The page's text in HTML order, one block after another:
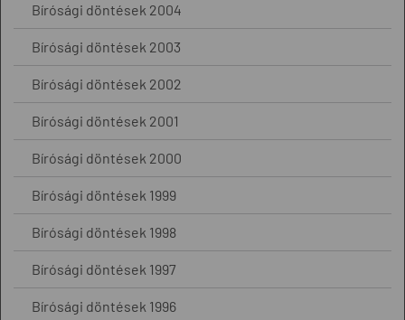
Bírósági döntések 2004
Bírósági döntések 2003
Bírósági döntések 2002
Bírósági döntések 2001
Bírósági döntések 2000
Bírósági döntések 1999
Bírósági döntések 1998
Bírósági döntések 1997
Bírósági döntések 1996